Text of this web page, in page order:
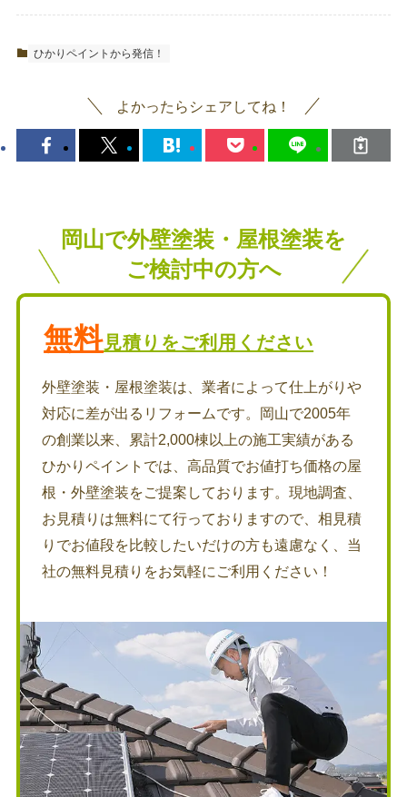
ひかりペイントから発信！
よかったらシェアしてね！
岡山で外壁塗装・屋根塗装を
ご検討中の方へ
無料見積りをご利用ください
外壁塗装・屋根塗装は、業者によって仕上がりや
対応に差が出るリフォームです。岡山で2005年
の創業以来、累計2,000棟以上の施工実績がある
ひかりペイントでは、高品質でお値打ち価格の屋
根・外壁塗装をご提案しております。現地調査、
お見積りは無料にて行っておりますので、相見積
りでお値段を比較したいだけの方も遠慮なく、当
社の無料見積りをお気軽にご利用ください！